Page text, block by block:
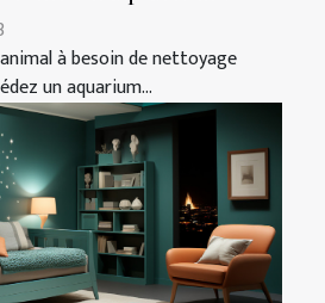
à besoin de nettoyage
un aquarium...